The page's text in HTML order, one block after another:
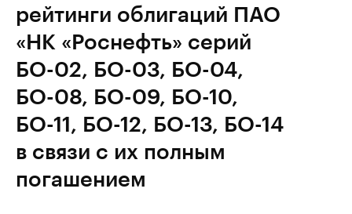
рейтинги облигаций ПАО
«НК «Роснефть» серий
БО-02, БО-03, БО-04,
БО-08, БО-09, БО-10,
БО-11, БО-12, БО-13, БО-14
в связи с их полным
погашением